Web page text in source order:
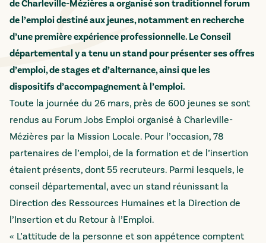
de Charleville-Mézières a organisé son traditionnel forum
de l’emploi destiné aux jeunes, notamment en recherche
d’une première expérience professionnelle. Le Conseil
départemental y a tenu un stand pour présenter ses offres
d’emploi, de stages et d’alternance, ainsi que les
dispositifs d’accompagnement à l’emploi.
Toute la journée du 26 mars, près de 600 jeunes se sont
rendus au Forum Jobs Emploi organisé à Charleville-
Mézières par la Mission Locale. Pour l’occasion, 78
partenaires de l’emploi, de la formation et de l’insertion
étaient présents, dont 55 recruteurs. Parmi lesquels, le
conseil départemental, avec un stand réunissant la
Direction des Ressources Humaines et la Direction de
l’Insertion et du Retour à l’Emploi.
« L’attitude de la personne et son appétence comptent